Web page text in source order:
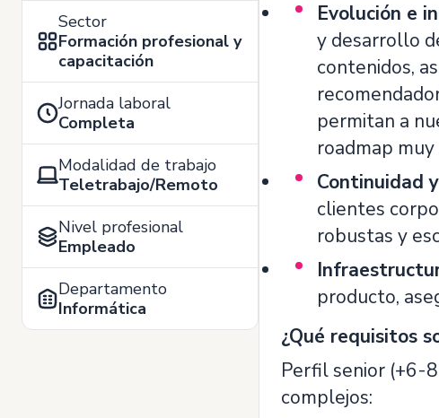
Sector
Formación profesional y
capacitación
Jornada laboral
Completa
Modalidad de trabajo
Teletrabajo/Remoto
Nivel profesional
Empleado
Departamento
Informática
Evolución e
y desarrollo
contenidos,
permitan a
roadmap muy
Continuidad
clientes
robustas y
producto,
¿Qué requisitos
Perfil senior (+6-
complejos: